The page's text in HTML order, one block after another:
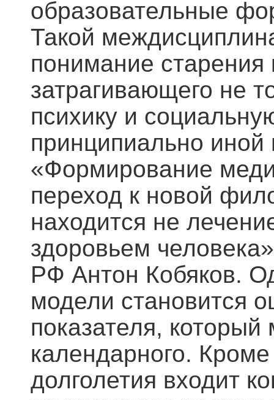
образовательные
Такой
понимание старения
затрагивающего не
психику и
принципиально
«Формирование
переход к новой
находится не
здоровьем
РФ Антон Кобяков.
модели становится
показателя,
календарного. Кроме
долголетия входит